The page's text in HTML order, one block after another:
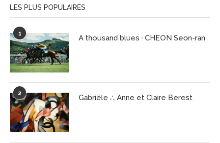
LES PLUS POPULAIRES
1 A thousand blues · CHEON Seon-ran
2 Gabriële ∴ Anne et Claire Berest